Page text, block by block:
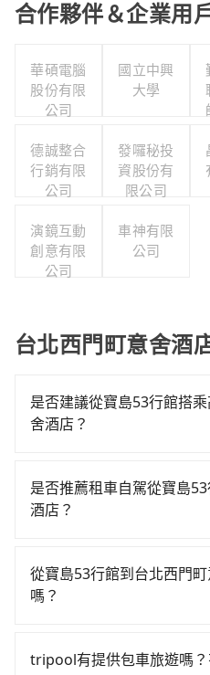
合作夥伴＆企業用
華碩電腦
股份有限
公司
國立中興
大學
德誠整合
行銷有限
公司
發囉秘投
資股份有
限公司
演鏡互動
創意有限
公司
車神有限
公司
台北西門町意舍酒
是否建議從寶島53行館搭
舍酒店？
鐵乘坐舒適、較貴、費時！
台中-台北一天最多有105班
步行進站、現場購票並於月
乘坐43~69分鐘（平均57分
後，抵達台北西門町意舍
是否推薦租車自駕從寶島
酒店？
自駕，但花費可能不小。
費，小轎車如Toyota Yaris
eTag（每公里約1元）、路
從寶島53行館到台北西門
嗎？
灣大車隊、Uber、Line
tripool有提供包車旅遊嗎？